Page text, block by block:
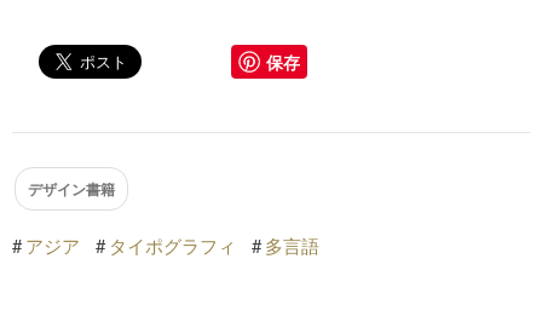
保存
デザイン書籍
#アジア # タイポグラフィ #多言語